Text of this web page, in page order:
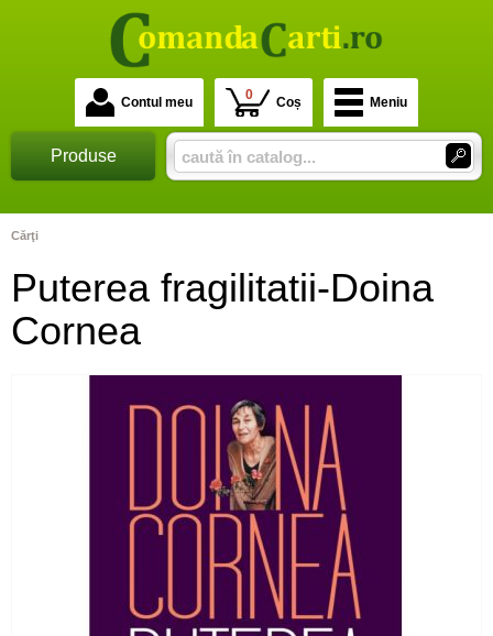
Contul meu 0 Coș Meniu
Produse
Cărţi
Puterea fragilitatii-Doina
Cornea